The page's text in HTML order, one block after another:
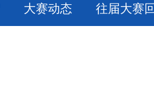
大赛动态 往届大赛